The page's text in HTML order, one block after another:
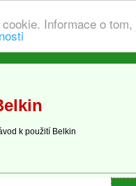
Informace o tom,
k použití Belkin